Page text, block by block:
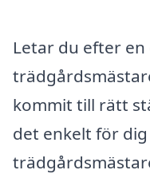
Letar du efter
kommit till rätt
det enkelt för